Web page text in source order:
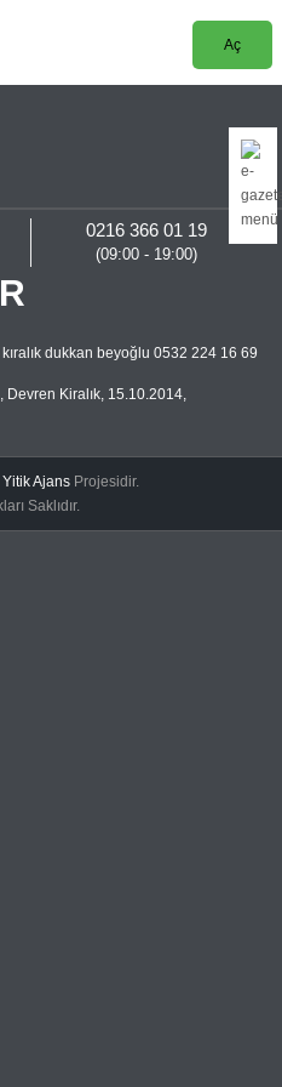
Aç
0216 366 01 19
(09:00 - 19:00)
dukkan beyoğlu 0532 224 16 69
, Devren Kiralık, 15.10.2014,
Yitik Ajans Projesidir.
Saklıdır.